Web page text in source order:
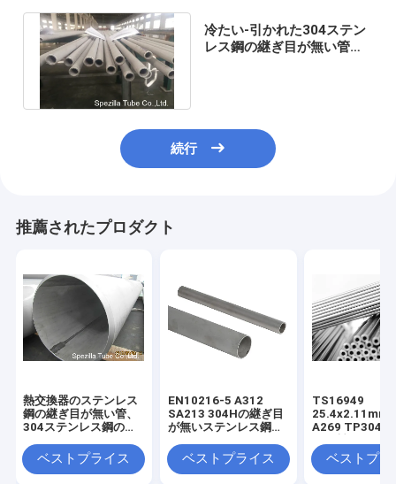
冷たい-引かれた304ステン
レス鋼の継ぎ目が無い管
続行
推薦されたプロダクト
熱交換器のステンレス
鋼の継ぎ目が無い管、
304ステンレス鋼の継
ベストプライス
EN10216-5 A312
SA213 304Hの継ぎ目
が無いステンレス鋼の
ベストプライス
TS16949
25.4x2.11mm
A269 TP304の
ベストプラ